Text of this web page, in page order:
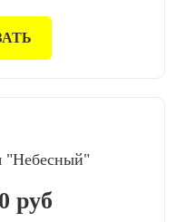
"Небесный"
руб